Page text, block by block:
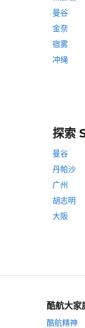
曼谷
金奈
宿雾
冲绳
探索
曼谷
丹帕沙
广州
胡志明
大阪
酷航大家
酷航精神